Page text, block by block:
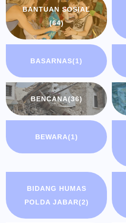
BANTUAN SOSIAL
(64)
BASARNAS(1)
BENCANA(36)
BEWARA(1)
BIDANG HUMAS
POLDA JABAR(2)